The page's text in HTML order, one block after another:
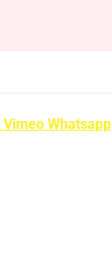
Vimeo Whatsapp